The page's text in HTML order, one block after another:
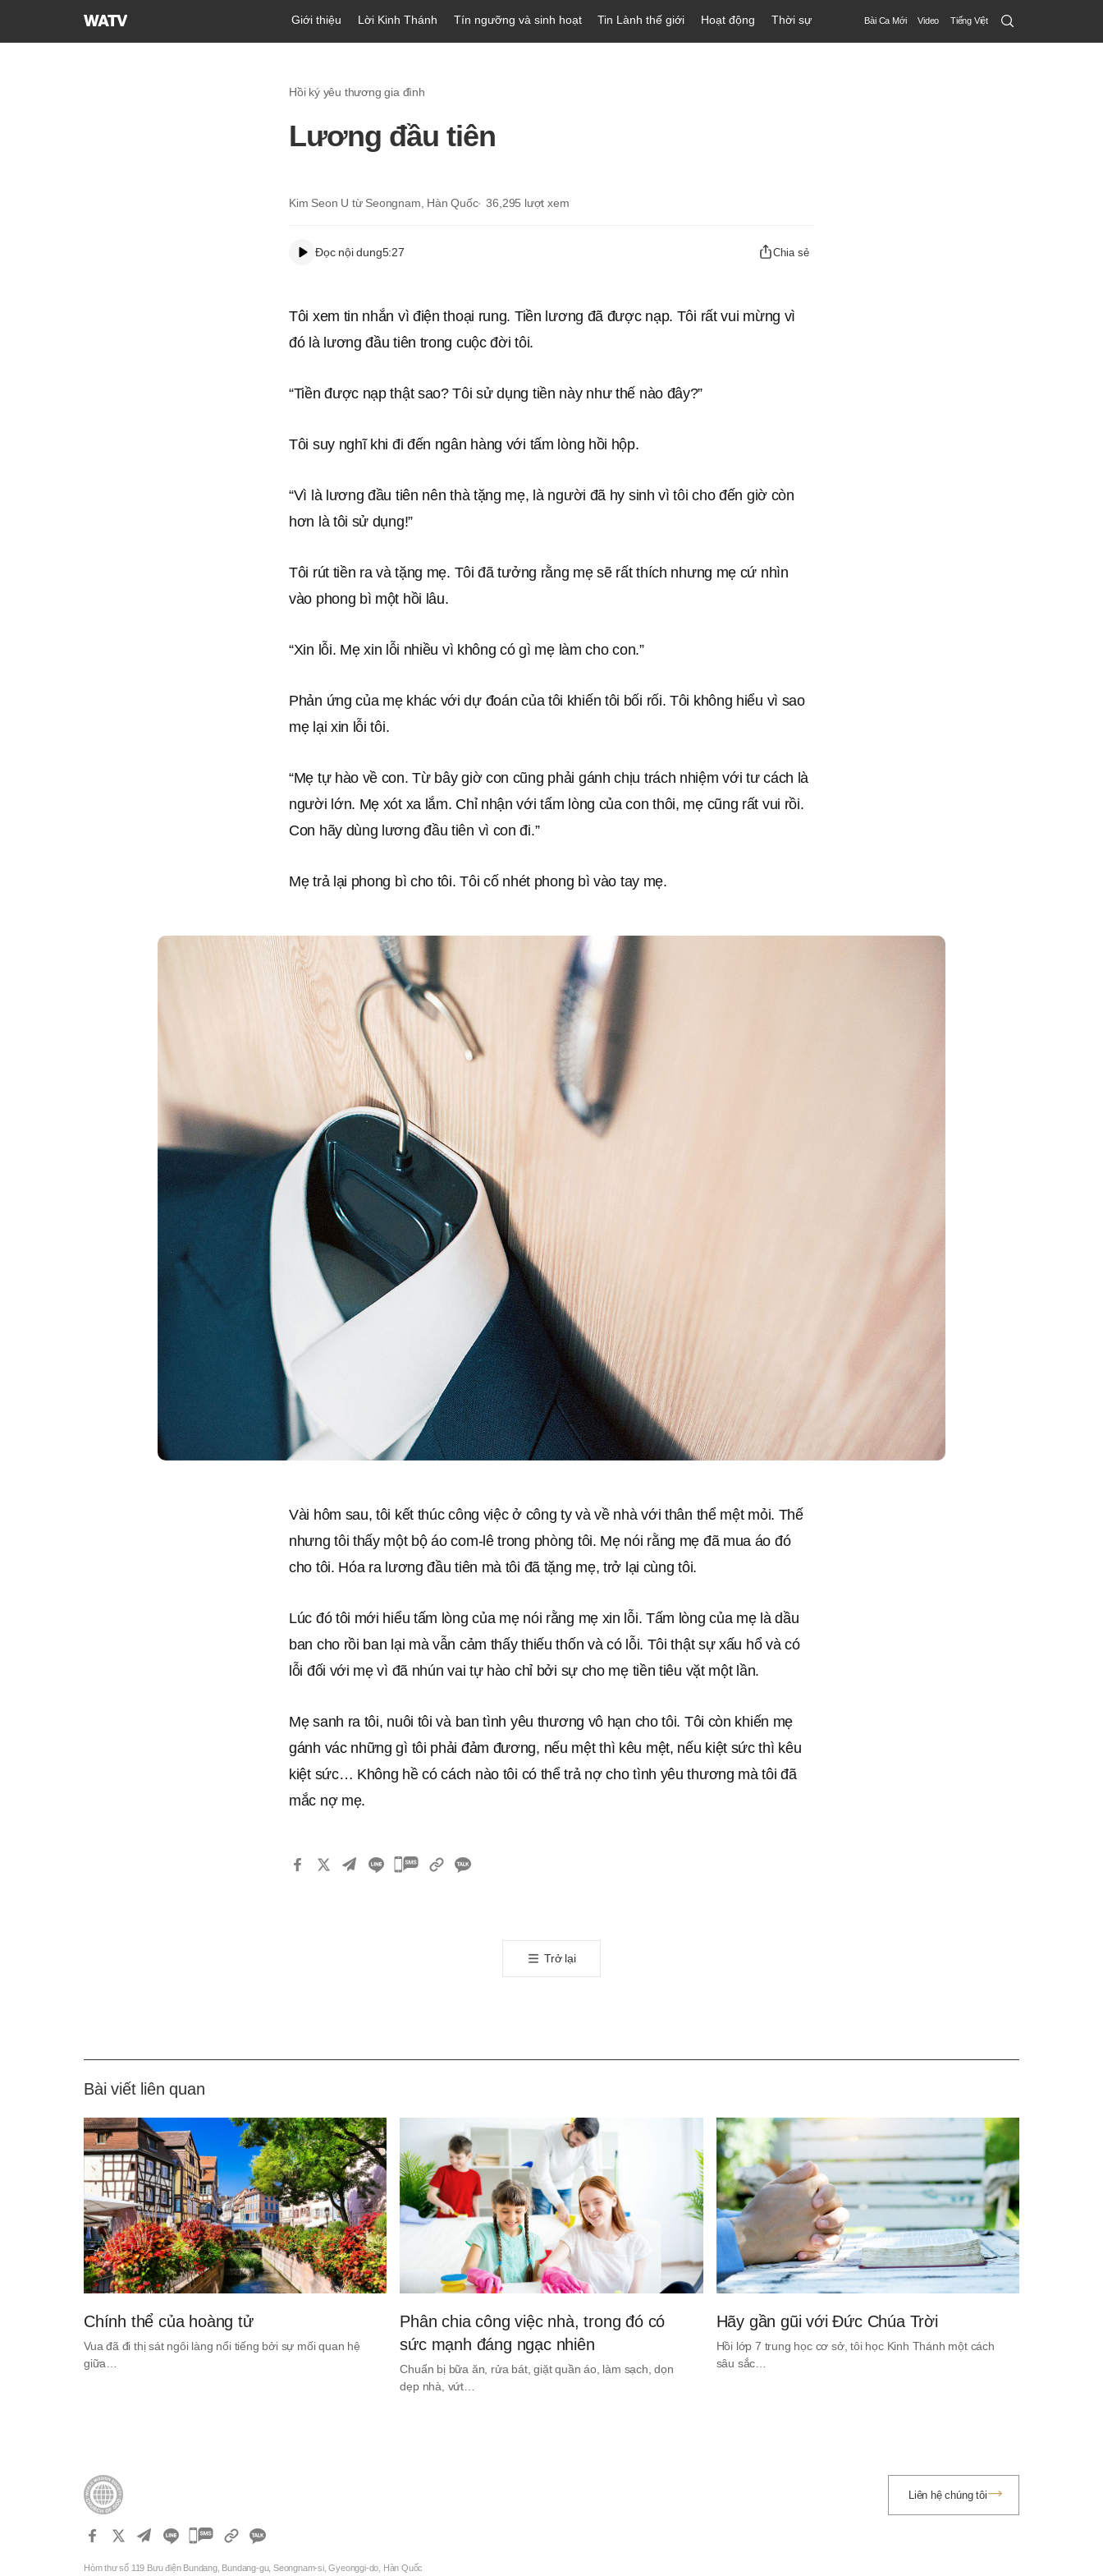
Hội
Giới thiệu Lời Kinh Thánh Tín ngưỡng và sinh hoạt Tin Lành thế giới Hoạt động Thời sự Bài Ca Mới Video Tiếng Việt Search
Submit
Hồi ký yêu thương gia đình
Lương đầu tiên
Kim Seon U từ Seongnam, Hàn Quốc 36,295 lượt xem
Đọc nội dung5:27 Chia sẻ
Tôi xem tin nhắn vì điện thoại rung. Tiền lương đã được nạp. Tôi rất vui mừng vì
đó là lương đầu tiên trong cuộc đời tôi.
“Tiền được nạp thật sao? Tôi sử dụng tiền này như thế nào đây?”
Tôi suy nghĩ khi đi đến ngân hàng với tấm lòng hồi hộp.
“Vì là lương đầu tiên nên thà tặng mẹ, là người đã hy sinh vì tôi cho đến giờ còn
hơn là tôi sử dụng!”
Tôi rút tiền ra và tặng mẹ. Tôi đã tưởng rằng mẹ sẽ rất thích nhưng mẹ cứ nhìn
vào phong bì một hồi lâu.
“Xin lỗi. Mẹ xin lỗi nhiều vì không có gì mẹ làm cho con.”
Phản ứng của mẹ khác với dự đoán của tôi khiến tôi bối rối. Tôi không hiểu vì sao
mẹ lại xin lỗi tôi.
“Mẹ tự hào về con. Từ bây giờ con cũng phải gánh chịu trách nhiệm với tư cách là
người lớn. Mẹ xót xa lắm. Chỉ nhận với tấm lòng của con thôi, mẹ cũng rất vui rồi.
Con hãy dùng lương đầu tiên vì con đi.”
Mẹ trả lại phong bì cho tôi. Tôi cố nhét phong bì vào tay mẹ.
Vài hôm sau, tôi kết thúc công việc ở công ty và về nhà với thân thể mệt mỏi. Thế
nhưng tôi thấy một bộ áo com-lê trong phòng tôi. Mẹ nói rằng mẹ đã mua áo đó
cho tôi. Hóa ra lương đầu tiên mà tôi đã tặng mẹ, trở lại cùng tôi.
Lúc đó tôi mới hiểu tấm lòng của mẹ nói rằng mẹ xin lỗi. Tấm lòng của mẹ là dầu
ban cho rồi ban lại mà vẫn cảm thấy thiếu thốn và có lỗi. Tôi thật sự xấu hổ và có
lỗi đối với mẹ vì đã nhún vai tự hào chỉ bởi sự cho mẹ tiền tiêu vặt một lần.
Mẹ sanh ra tôi, nuôi tôi và ban tình yêu thương vô hạn cho tôi. Tôi còn khiến mẹ
gánh vác những gì tôi phải đảm đương, nếu mệt thì kêu mệt, nếu kiệt sức thì kêu
kiệt sức… Không hề có cách nào tôi có thể trả nợ cho tình yêu thương mà tôi đã
mắc nợ mẹ.
카
Trở lại
Bài viết liên quan
Chính thể của hoàng tử
Vua đã đi thị sát ngôi làng nổi tiếng bởi sự mối quan hệ
giữa…
Phân chia công việc nhà, trong đó có
sức mạnh đáng ngạc nhiên
Chuẩn bị bữa ăn, rửa bát, giặt quần áo, làm sạch, dọn
dẹp nhà, vứt…
Hãy gần gũi với Đức Chúa Trời
Hồi lớp 7 trung học cơ sở, tôi học Kinh Thánh một cách
sâu sắc…
카
Hòm thư số 119 Bưu điện Bundang, Bundang-gu, Seongnam-si, Gyeonggi-do, Hàn Quốc
Liên hệ chúng tôi